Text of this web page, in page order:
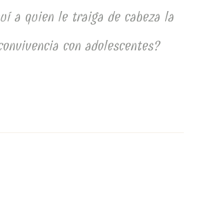
a quien le traiga de cabeza la
con adolescentes?